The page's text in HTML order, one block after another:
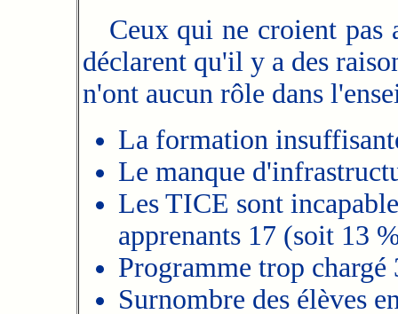
Ceux qui ne croient pas
déclarent qu'il y a des
n'ont aucun rôle dans
La formation
Le manque
Les TICE sont
apprenants 17 (soit 13
Programme trop
Surnombre des élèves